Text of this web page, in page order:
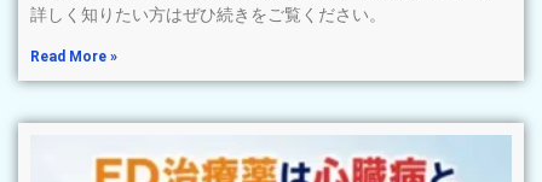
詳しく知りたい方はぜひ続きをご覧ください。
Read More »